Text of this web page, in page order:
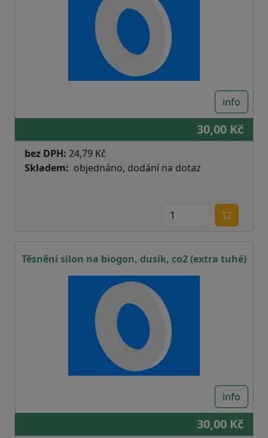
info
30,00 Kč
bez DPH: 24,79 Kč
Skladem
objednáno, dodání na dotaz
Těsnění silon na biogon, dusík, co2 (extra tuhé)
info
30,00 Kč